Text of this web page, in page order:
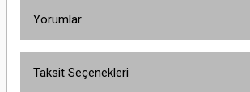
Yorumlar
Taksit Seçenekleri